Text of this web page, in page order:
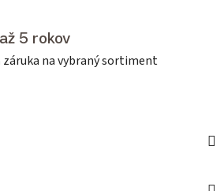
5 rokov
záruka na vybraný sortiment